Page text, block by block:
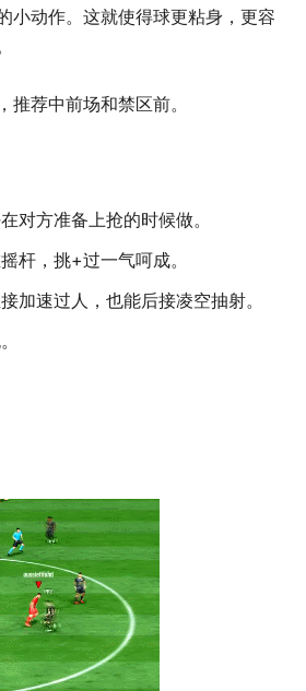
小动作。这就使得球更粘身，更容
推荐中前场和禁区前。
对方准备上抢的时候做。
杆，挑+过一气呵成。
加速过人，也能后接凌空抽射。